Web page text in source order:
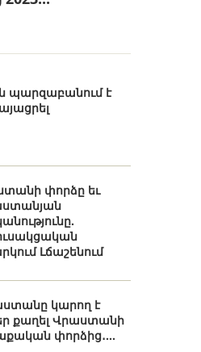
պարզաբանում է
փորձը եւ
Լճաշենում
կարող է
քաղել Վրաստանի
փորձից․...